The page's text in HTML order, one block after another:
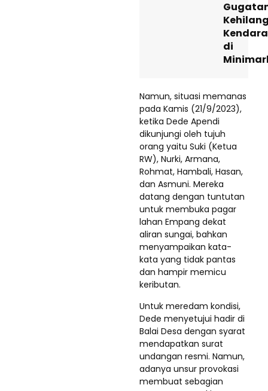
di
Namun, situasi memanas
pada Kamis (21/9/2023),
ketika Dede Apendi
dikunjungi oleh tujuh
orang yaitu Suki (Ketua
RW), Nurki, Armana,
Rohmat, Hambali, Hasan,
dan Asmuni. Mereka
datang dengan tuntutan
untuk membuka pagar
lahan Empang dekat
aliran sungai, bahkan
menyampaikan kata-
kata yang tidak pantas
dan hampir memicu
keributan.
Untuk meredam kondisi,
Dede menyetujui hadir di
Balai Desa dengan syarat
mendapatkan surat
undangan resmi. Namun,
adanya unsur provokasi
membuat sebagian